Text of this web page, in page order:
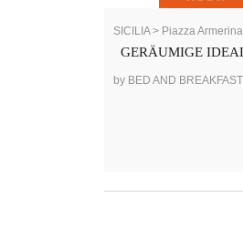
SICILIA > Piazza Armerina
GERÄUMIGE
by BED AND